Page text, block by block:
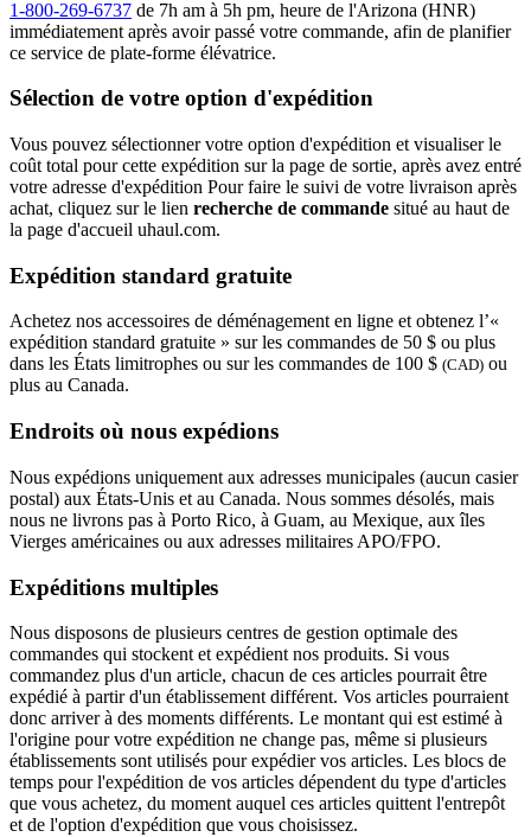
1-800-269-6737 de 7h am à 5h pm, heure de l'Arizona (HNR)
immédiatement après avoir passé votre commande, afin de planifier
ce service de plate-forme élévatrice.
Sélection de votre option d'expédition
Vous pouvez sélectionner votre option d'expédition et visualiser le
coût total pour cette expédition sur la page de sortie, après avez entré
votre adresse d'expédition Pour faire le suivi de votre livraison après
achat, cliquez sur le lien recherche de commande situé au haut de
la page d'accueil uhaul.com.
Expédition standard gratuite
Achetez nos accessoires de déménagement en ligne et obtenez l’«
expédition standard gratuite » sur les commandes de 50 $ ou plus
dans les États limitrophes ou sur les commandes de 100 $ (CAD) ou
plus au Canada.
Endroits où nous expédions
Nous expédions uniquement aux adresses municipales (aucun casier
postal) aux États-Unis et au Canada. Nous sommes désolés, mais
nous ne livrons pas à Porto Rico, à Guam, au Mexique, aux îles
Vierges américaines ou aux adresses militaires APO/FPO.
Expéditions multiples
Nous disposons de plusieurs centres de gestion optimale des
commandes qui stockent et expédient nos produits. Si vous
commandez plus d'un article, chacun de ces articles pourrait être
expédié à partir d'un établissement différent. Vos articles pourraient
donc arriver à des moments différents. Le montant qui est estimé à
l'origine pour votre expédition ne change pas, même si plusieurs
établissements sont utilisés pour expédier vos articles. Les blocs de
temps pour l'expédition de vos articles dépendent du type d'articles
que vous achetez, du moment auquel ces articles quittent l'entrepôt
et de l'option d'expédition que vous choisissez.